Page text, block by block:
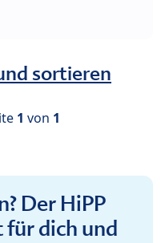
sortieren
1 von 1
Der HiPP
für dich und